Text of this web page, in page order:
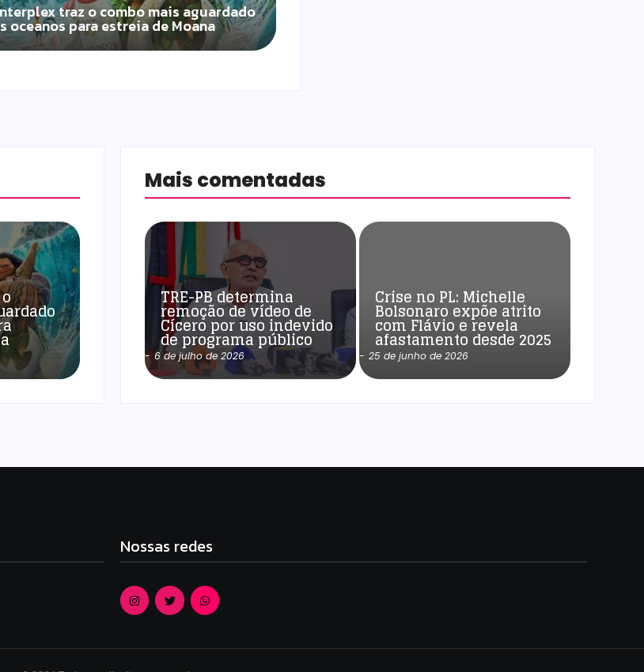
traz o combo mais aguardado
oceanos para estreia de Moana
Mais comentadas
TRE-PB determina
remoção de vídeo de
Cícero por uso indevido
de programa público
- 6 de julho de 2026
Crise no PL: Michelle
Bolsonaro expõe atrito
com Flávio e revela
afastamento desde 2025
- 25 de junho de 2026
Nossas redes